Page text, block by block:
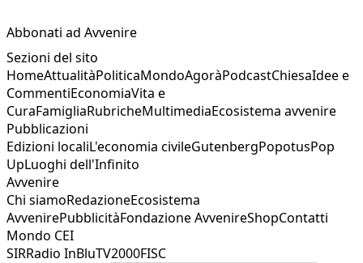
Abbonati ad Avvenire
Sezioni del sito
HomeAttualitàPoliticaMondoAgoràPodcastChiesaIdee e
CommentiEconomiaVita e
CuraFamigliaRubricheMultimediaEcosistema avvenire
Pubblicazioni
Edizioni localiL'economia civileGutenbergPopotusPop
UpLuoghi dell'Infinito
Avvenire
Chi siamoRedazioneEcosistema
AvvenirePubblicitàFondazione AvvenireShopContatti
Mondo CEI
SIRRadio InBluTV2000FISC